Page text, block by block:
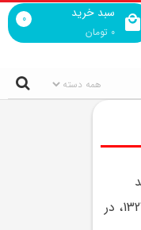
سبد خرید
0 تومان
0
محمود محمدشاهي، چهارم بهمن ماه سال 1327، در